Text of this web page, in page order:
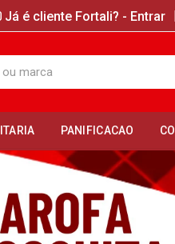
Já é cliente Fortali? - Entrar
PANIFICACAO